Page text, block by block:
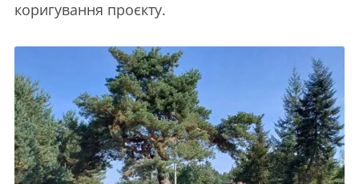
коригування проєкту.